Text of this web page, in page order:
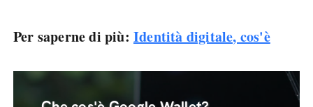
Per saperne di più: Identità digitale, cos'è